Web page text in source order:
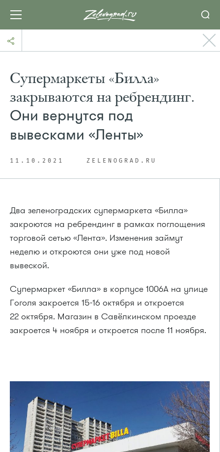
Супермаркеты «Билла»
закрываются на ребрендинг.
Они вернутся под
вывесками «Ленты»
11.10.2021 ZELENOGRAD.RU
Два зеленоградских супермаркета «Билла»
закроются на ребрендинг в рамках поглощения
торговой сетью «Лента». Изменения займут
неделю и откроются они уже под новой
вывеской.
Супермаркет «Билла» в корпусе 1006А на улице
Гоголя закроется 15-16 октября и откроется
22 октября. Магазин в Савёлкинском проезде
закроется 4 ноября и откроется после 11 ноября.